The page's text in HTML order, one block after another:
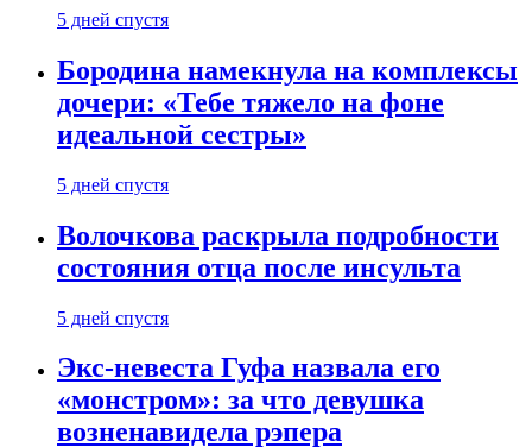
5 дней спустя
Бородина намекнула на комплексы
дочери: «Тебе тяжело на фоне
идеальной сестры»
5 дней спустя
Волочкова раскрыла подробности
состояния отца после инсульта
5 дней спустя
Экс-невеста Гуфа назвала его
«монстром»: за что девушка
возненавидела рэпера